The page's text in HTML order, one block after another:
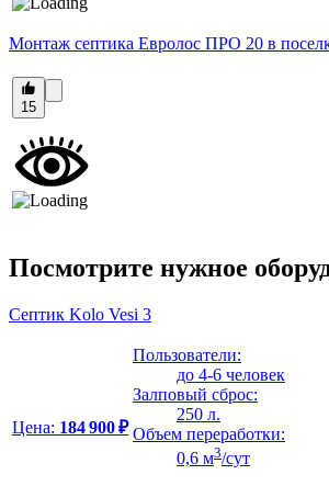
Монтаж септика Евролос ПРО 20 в
15
Посмотрите нужное
Септик Kolo Vesi 3
Цена: 184 900 ₽
Пользователи:
до 4-6 человек
Залповый сброс:
250 л.
Объем переработки:
0,6 м3/сут